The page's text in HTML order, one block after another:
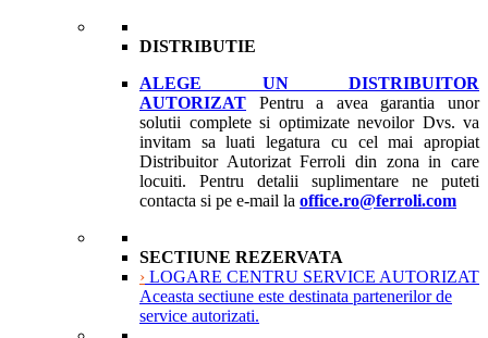
DISTRIBUTIE
ALEGE UN DISTRIBUITOR
AUTORIZAT
Pentru a avea garantia unor
solutii complete si optimizate nevoilor Dvs. va
invitam sa luati legatura cu cel mai apropiat
Distribuitor Autorizat Ferroli din zona in care
locuiti. Pentru detalii suplimentare ne puteti
contacta si pe e-mail la office.ro@ferroli.com
SECTIUNE REZERVATA
› LOGARE CENTRU SERVICE AUTORIZAT
Aceasta sectiune este destinata partenerilor de
service autorizati.